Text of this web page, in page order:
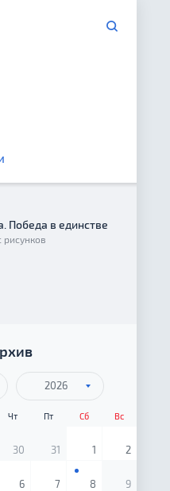
Победа в единстве
2026
Чт Пт Сб Вс
30 31 1 2
6 7 8 9